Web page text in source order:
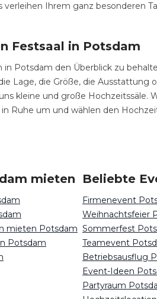
Ihrem ganz besonderen
Festsaal in Potsdam
Potsdam den Überblick zu
Lage, die Größe, die
kleine und große
Ruhe um und wählen den
mieten
mieten Potsdam
Potsdam
Beliebte
Firmenevent
Weihnachtsfeier
Sommerfest
Teamevent
Betriebsausflug
Event-Ideen
Partyraum